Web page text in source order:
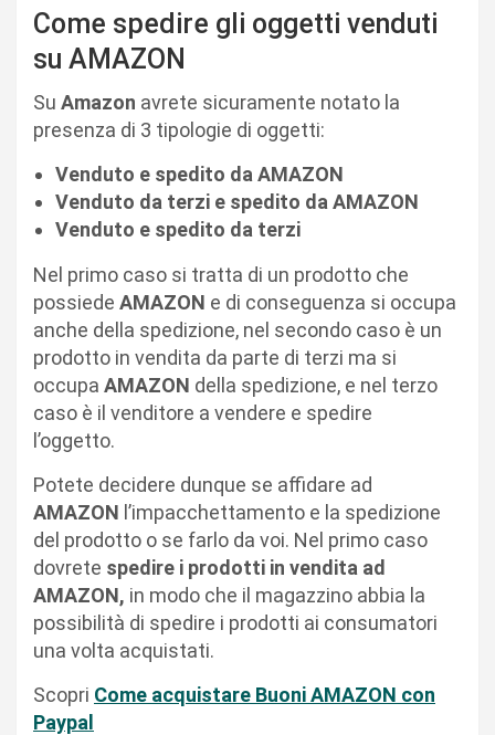
Come spedire gli oggetti venduti
su AMAZON
Su Amazon avrete sicuramente notato la
presenza di 3 tipologie di oggetti:
Venduto e spedito da AMAZON
Venduto da terzi e spedito da AMAZON
Venduto e spedito da terzi
Nel primo caso si tratta di un prodotto che
possiede AMAZON e di conseguenza si occupa
anche della spedizione, nel secondo caso è un
prodotto in vendita da parte di terzi ma si
occupa AMAZON della spedizione, e nel terzo
caso è il venditore a vendere e spedire
l’oggetto.
Potete decidere dunque se affidare ad
AMAZON l’impacchettamento e la spedizione
del prodotto o se farlo da voi. Nel primo caso
dovrete spedire i prodotti in vendita ad
AMAZON, in modo che il magazzino abbia la
possibilità di spedire i prodotti ai consumatori
una volta acquistati.
Scopri Come acquistare Buoni AMAZON con
Paypal